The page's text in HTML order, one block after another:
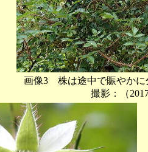
画像3 株は途中で賑やかに
撮影：（